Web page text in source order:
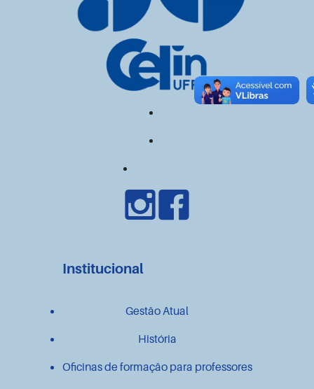
Institucional
Gestão Atual
História
Oficinas de formação para professores